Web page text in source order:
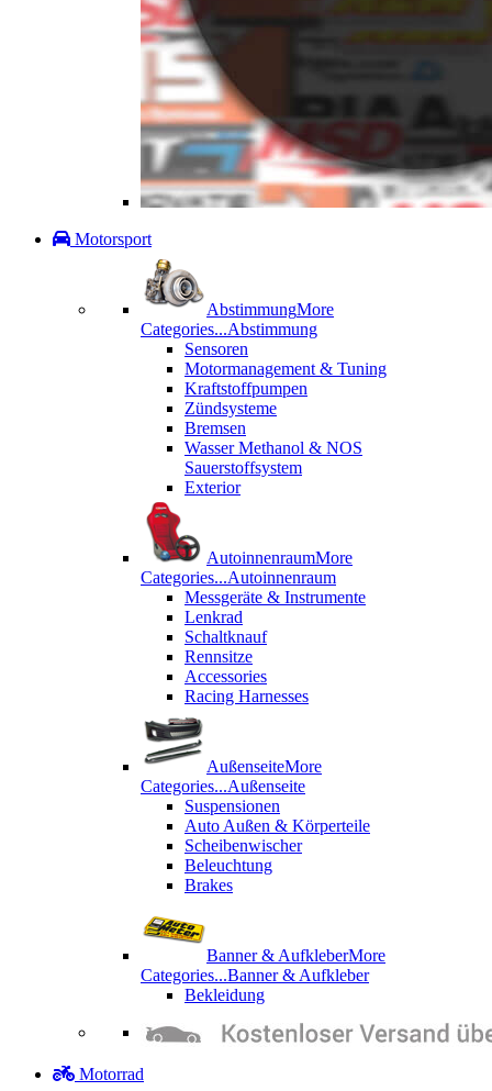
Motorsport
AbstimmungMore
Categories...Abstimmung
Sensoren
Motormanagement & Tuning
Kraftstoffpumpen
Zündsysteme
Bremsen
Wasser Methanol & NOS
Sauerstoffsystem
Exterior
AutoinnenraumMore
Categories...Autoinnenraum
Messgeräte & Instrumente
Lenkrad
Schaltknauf
Rennsitze
Accessories
Racing Harnesses
AußenseiteMore
Categories...Außenseite
Suspensionen
Auto Außen & Körperteile
Scheibenwischer
Beleuchtung
Brakes
Banner & AufkleberMore
Categories...Banner & Aufkleber
Bekleidung
Motorrad